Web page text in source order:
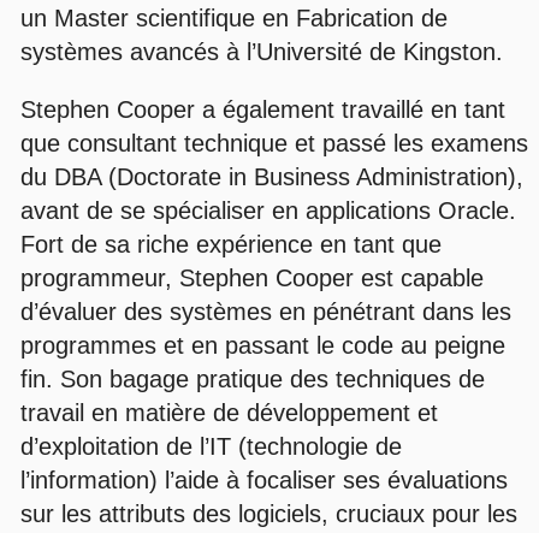
un Master scientifique en Fabrication de
systèmes avancés à l’Université de Kingston.
Stephen Cooper a également travaillé en tant
que consultant technique et passé les examens
du DBA (Doctorate in Business Administration),
avant de se spécialiser en applications Oracle.
Fort de sa riche expérience en tant que
programmeur, Stephen Cooper est capable
d’évaluer des systèmes en pénétrant dans les
programmes et en passant le code au peigne
fin. Son bagage pratique des techniques de
travail en matière de développement et
d’exploitation de l’IT (technologie de
l’information) l’aide à focaliser ses évaluations
sur les attributs des logiciels, cruciaux pour les